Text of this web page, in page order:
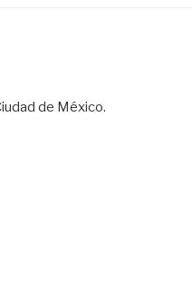
de México.